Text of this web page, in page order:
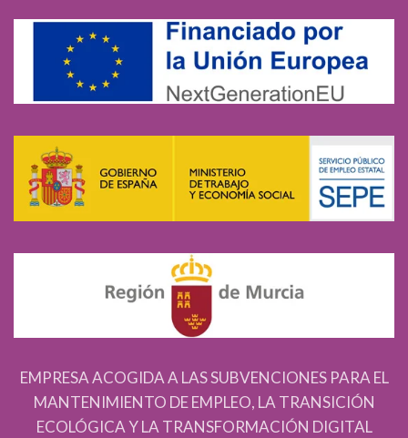
EMPRESA ACOGIDA A LAS SUBVENCIONES PARA EL
MANTENIMIENTO DE EMPLEO, LA TRANSICIÓN
ECOLÓGICA Y LA TRANSFORMACIÓN DIGITAL